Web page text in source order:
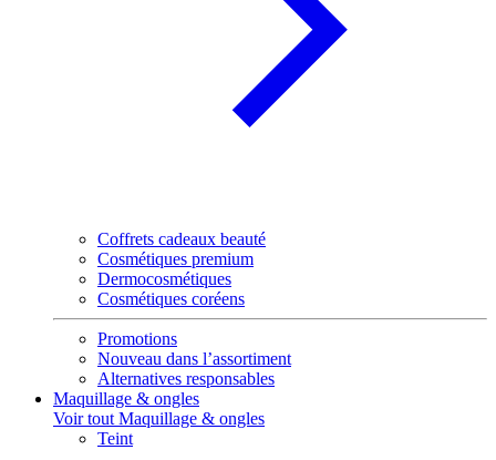
Coffrets cadeaux beauté
Cosmétiques premium
Dermocosmétiques
Cosmétiques coréens
Promotions
Nouveau dans l’assortiment
Alternatives responsables
Maquillage & ongles
Voir tout Maquillage & ongles
Teint